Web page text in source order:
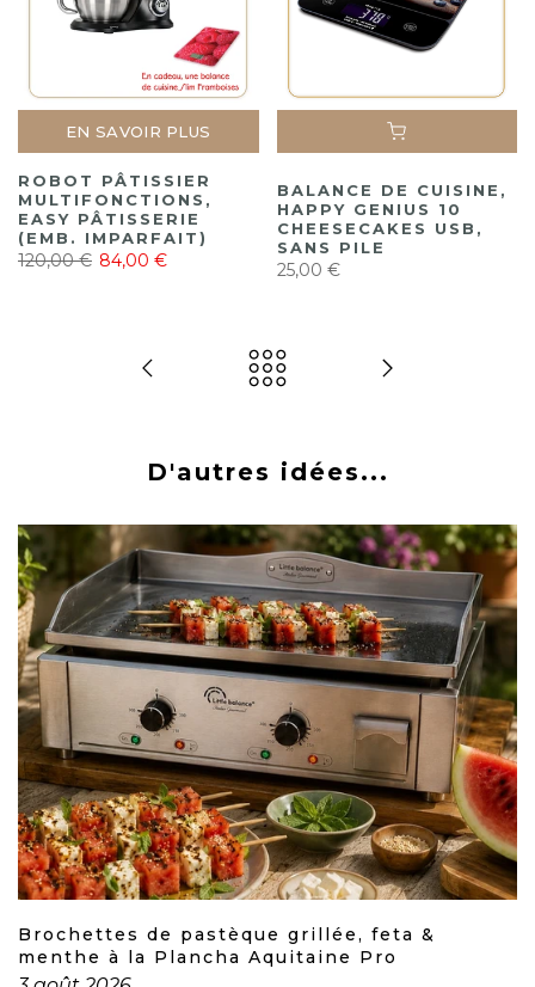
EN SAVOIR PLUS
ROBOT PÂTISSIER
MULTIFONCTIONS,
EASY PÂTISSERIE
(EMB. IMPARFAIT)
120,00 € 84,00 €
BALANCE DE CUISINE,
HAPPY GENIUS 10
CHEESECAKES USB,
SANS PILE
25,00 €
D'autres idées...
Brochettes de pastèque grillée, feta &
menthe à la Plancha Aquitaine Pro